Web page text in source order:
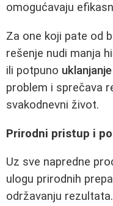
omogućavaju
Za one koji pate od
rešenje nudi manja
ili potpuno uklanjanje
problem i sprečava
svakodnevni život.
Prirodni pristup i
Uz sve napredne
ulogu prirodnih
održavanju